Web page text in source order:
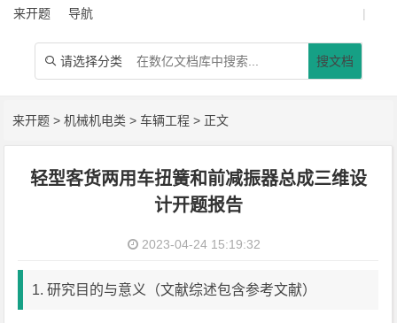
来开题 导航 |
 请选择分类 搜文档
来开题 >机械机电类 >车辆工程 > 正文
轻型客货两用车扭簧和前减振器总成三维设
计开题报告
2023-04-24 15:19:32
1. 研究目的与意义（文献综述包含参考文献）